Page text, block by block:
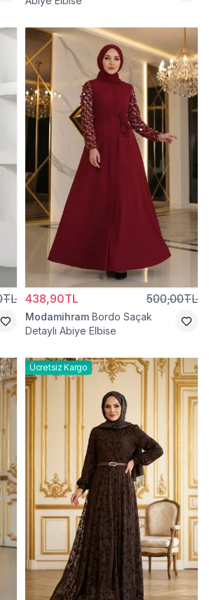
438,90TL 500,00TL
Modamihram Bordo Saçak
Detaylı Abiye Elbise
Ücretsiz Kargo